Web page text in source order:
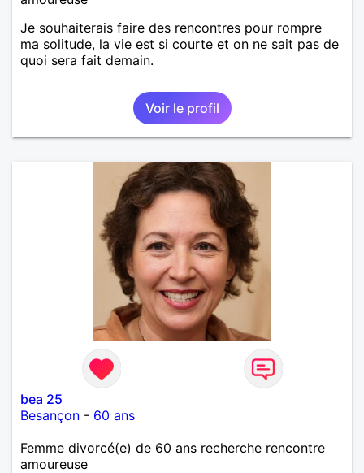
Je souhaiterais faire des rencontres pour rompre
ma solitude, la vie est si courte et on ne sait pas de
quoi sera fait demain.
Voir le profil
bea 25
Besançon - 60 ans
Femme divorcé(e) de 60 ans recherche rencontre
amoureuse